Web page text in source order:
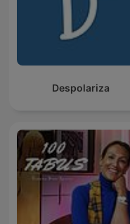
Despolariza